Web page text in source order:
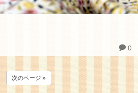
0
次のページ »